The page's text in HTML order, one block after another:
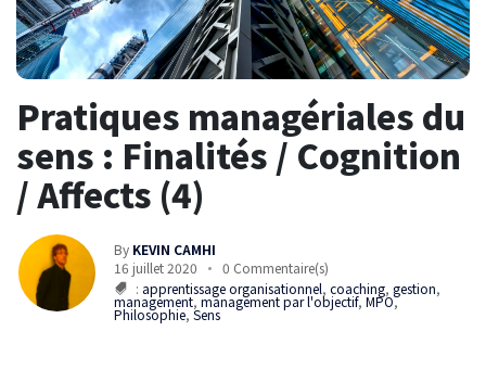
Pratiques managériales du
sens : Finalités / Cognition
/ Affects (4)
By KEVIN CAMHI
16 juillet 2020
0 Commentaire(s)
: apprentissage organisationnel, coaching, gestion,
management, management par l'objectif, MPO,
Philosophie, Sens